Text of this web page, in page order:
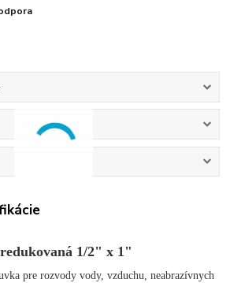
1/2" x 1"
pre rozvody vody, vzduchu, neabrazívnych